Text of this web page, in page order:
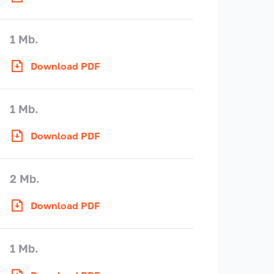
Download PDF
1 Mb.
Download PDF
1 Mb.
Download PDF
2 Mb.
1 Mb.